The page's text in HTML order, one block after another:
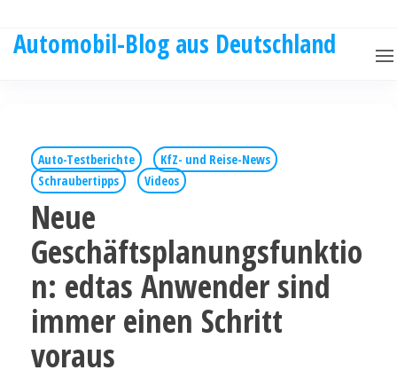
Automobil-Blog aus Deutschland
Auto-Testberichte
KfZ- und Reise-News
Schraubertipps
Videos
Neue
Geschäftsplanungsfunktio
n: edtas Anwender sind
immer einen Schritt
voraus